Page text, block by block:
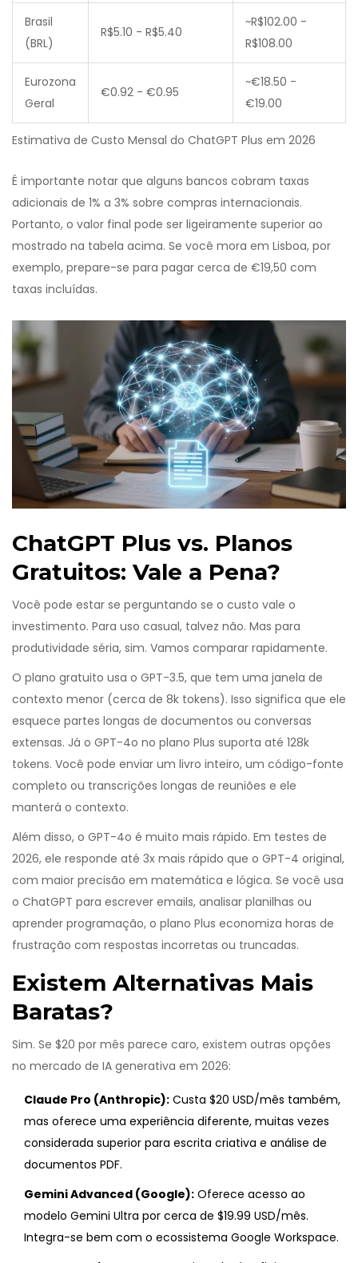
Estimativa de Custo Mensal do ChatGPT Plus em 2026
Brasil
(BRL)
R$5.10 - R$5.40
~R$102.00 -
R$108.00
Eurozona
Geral
€0.92 - €0.95
~€18.50 -
€19.00
É importante notar que alguns bancos cobram taxas
adicionais de 1% a 3% sobre compras internacionais.
Portanto, o valor final pode ser ligeiramente superior ao
mostrado na tabela acima. Se você mora em Lisboa, por
exemplo, prepare-se para pagar cerca de €19,50 com
taxas incluídas.
ChatGPT Plus vs. Planos
Gratuitos: Vale a Pena?
Você pode estar se perguntando se o custo vale o
investimento. Para uso casual, talvez não. Mas para
produtividade séria, sim. Vamos comparar rapidamente.
O plano gratuito usa o GPT-3.5, que tem uma janela de
contexto menor (cerca de 8k tokens). Isso significa que ele
esquece partes longas de documentos ou conversas
extensas. Já o GPT-4o no plano Plus suporta até 128k
tokens. Você pode enviar um livro inteiro, um código-fonte
completo ou transcrições longas de reuniões e ele
manterá o contexto.
Além disso, o GPT-4o é muito mais rápido. Em testes de
2026, ele responde até 3x mais rápido que o GPT-4 original,
com maior precisão em matemática e lógica. Se você usa
o ChatGPT para escrever emails, analisar planilhas ou
aprender programação, o plano Plus economiza horas de
frustração com respostas incorretas ou truncadas.
Existem Alternativas Mais
Baratas?
Sim. Se $20 por mês parece caro, existem outras opções
no mercado de IA generativa em 2026:
Claude Pro (Anthropic): Custa $20 USD/mês também,
mas oferece uma experiência diferente, muitas vezes
considerada superior para escrita criativa e análise de
documentos PDF.
Gemini Advanced (Google): Oferece acesso ao
modelo Gemini Ultra por cerca de $19.99 USD/mês.
Integra-se bem com o ecossistema Google Workspace.